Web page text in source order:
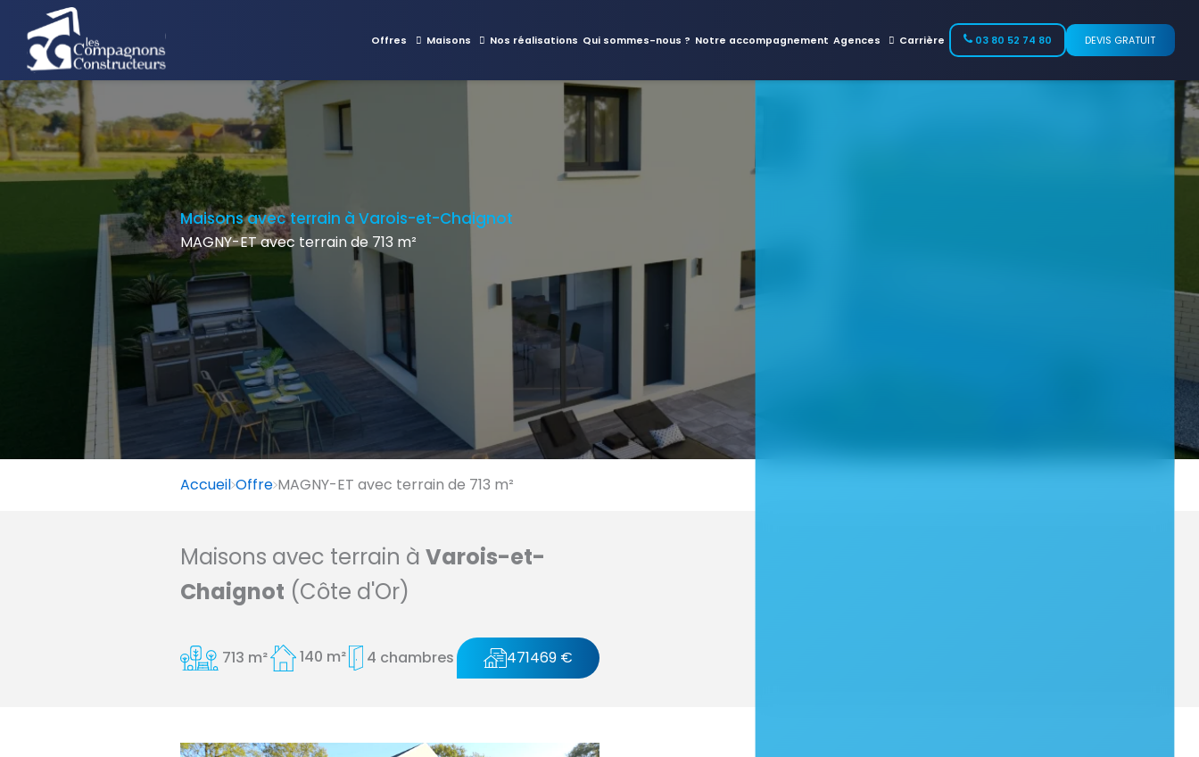
Offres Maisons Nos réalisations Qui sommes-nous ? Notre accompagnement Agences Carrière 03 80 52 74 80 DEVIS GRATUIT
Maisons avec terrain à Varois-et-Chaignot
MAGNY-ET avec terrain de 713 m²
Accueil Offre MAGNY-ET avec terrain de 713 m²
Maisons avec terrain à Varois-et-
Chaignot (Côte d'Or)
713 m² 140 m² 4 chambres 471469 €